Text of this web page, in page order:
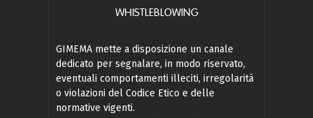
WHISTLEBLOWING
GIMEMA mette a disposizione un canale
dedicato per segnalare, in modo riservato,
eventuali comportamenti illeciti, irregolarità
o violazioni del Codice Etico e delle
normative vigenti.